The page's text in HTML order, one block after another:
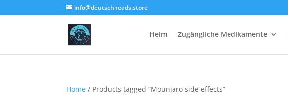
info@deutschheads.store
Heim Zugängliche Medikamente
Home / Products tagged “Mounjaro side effects”